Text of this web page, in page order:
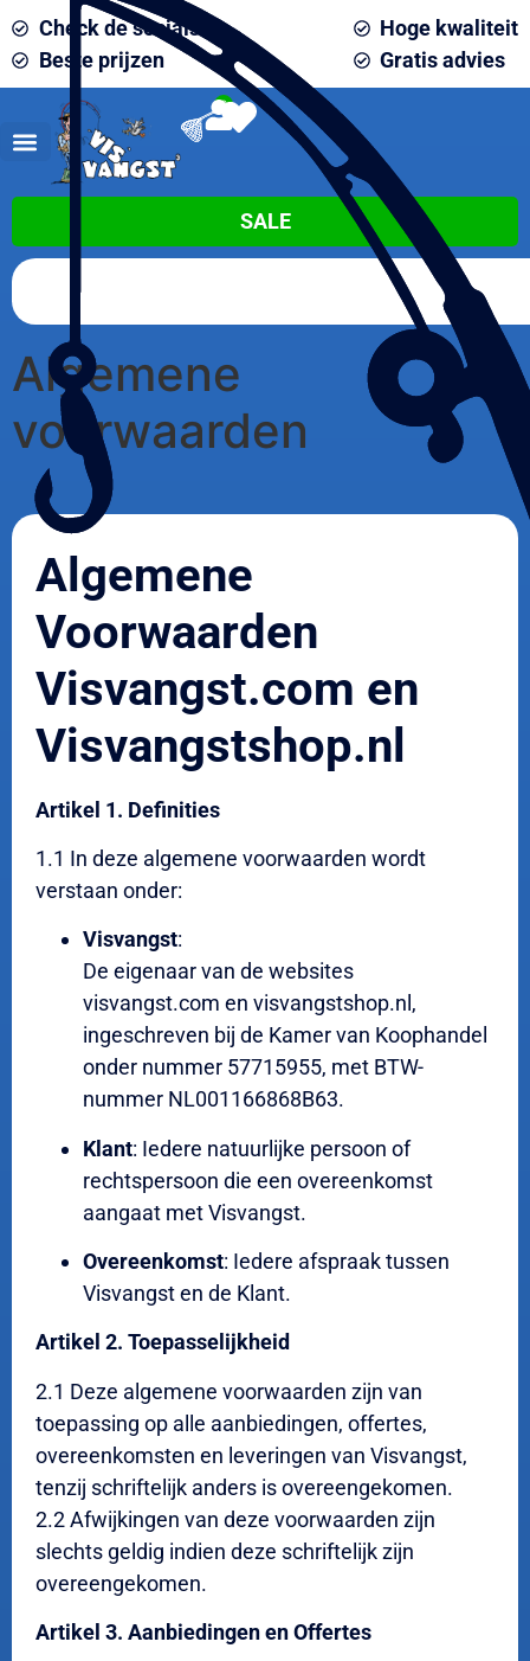
Check de socials
Beste prijzen
Hoge kwaliteit
Gratis advies
0
SALE
Algemene
voorwaarden
Algemene
Voorwaarden
Visvangst.com en
Visvangstshop.nl
Artikel 1. Definities
1.1 In deze algemene voorwaarden wordt
verstaan onder:
Visvangst:
De eigenaar van de websites
visvangst.com en visvangstshop.nl,
ingeschreven bij de Kamer van Koophandel
onder nummer 57715955, met BTW-
nummer NL001166868B63.
Klant: Iedere natuurlijke persoon of
rechtspersoon die een overeenkomst
aangaat met Visvangst.
Overeenkomst: Iedere afspraak tussen
Visvangst en de Klant.
Artikel 2. Toepasselijkheid
2.1 Deze algemene voorwaarden zijn van
toepassing op alle aanbiedingen, offertes,
overeenkomsten en leveringen van Visvangst,
tenzij schriftelijk anders is overeengekomen.
2.2 Afwijkingen van deze voorwaarden zijn
slechts geldig indien deze schriftelijk zijn
overeengekomen.
Artikel 3. Aanbiedingen en Offertes